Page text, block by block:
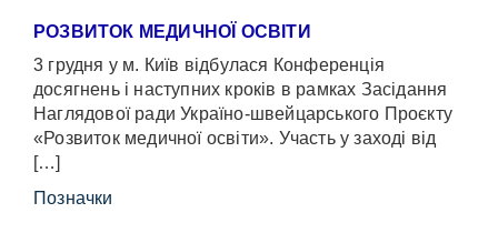
РОЗВИТОК МЕДИЧНОЇ ОСВІТИ
3 грудня у м. Київ відбулася Конференція
досягнень і наступних кроків в рамках Засідання
Наглядової ради Україно-швейцарського Проєкту
«Розвиток медичної освіти». Участь у заході від
[…]
Позначки